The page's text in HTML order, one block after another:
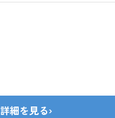
詳細を見る›